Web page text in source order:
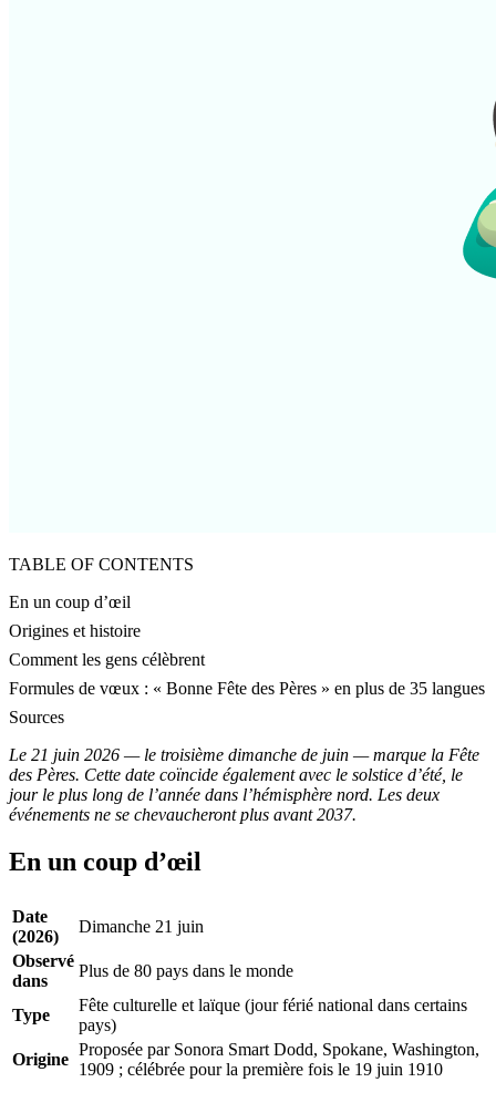
TABLE OF CONTENTS
En un coup d’œil
Origines et histoire
Comment les gens célèbrent
Formules de vœux : « Bonne Fête des Pères » en plus de 35 langues
Sources
Le 21 juin 2026 — le troisième dimanche de juin — marque la Fête
des Pères. Cette date coïncide également avec le solstice d’été, le
jour le plus long de l’année dans l’hémisphère nord. Les deux
événements ne se chevaucheront plus avant 2037.
En un coup d’œil
Date
(2026)
Dimanche 21 juin
Observé
dans
Plus de 80 pays dans le monde
Type
Fête culturelle et laïque (jour férié national dans certains
pays)
Origine
Proposée par Sonora Smart Dodd, Spokane, Washington,
1909 ; célébrée pour la première fois le 19 juin 1910